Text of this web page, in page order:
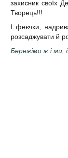
захисник своїх
Творець!!!
І феєчки,
розсаджувати й
Бережімо ж і ми,